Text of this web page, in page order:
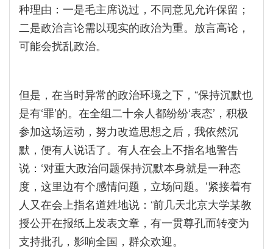
种理由：一是毛主席说过，不同意见允许保留；
二是政治言论需以现实的政治为重。放言高论，
可能会扰乱政治。
但是，在当时异常的政治环境之下，“保持沉默也
是有‘罪’的。在全组二十余人都纷纷‘表态’，积极
参加这场运动，努力改造思想之后，我依然沉
默，便有人说话了。有人在会上不指名地警告
说：‘对重大政治问题保持沉默本身就是一种态
度，这里边有个感情问题，立场问题。’紧接着有
人又在会上指名道姓地说：‘前几天北京大学某教
授公开在报纸上发表文章，有一贯尊孔而转变为
支持批孔，影响全国，群众欢迎。